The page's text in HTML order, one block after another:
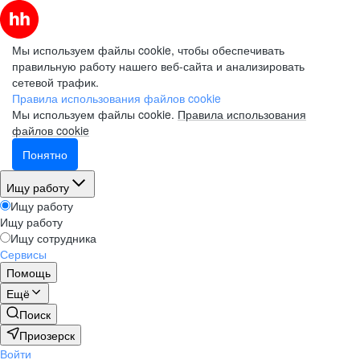
Мы используем файлы cookie, чтобы обеспечивать
правильную работу нашего веб-сайта и анализировать
сетевой трафик.
Правила использования файлов cookie
Мы используем файлы cookie. Правила использования
файлов cookie
Понятно
Ищу работу
Ищу работу
Ищу работу
Ищу сотрудника
Сервисы
Помощь
Ещё
Поиск
Приозерск
Войти